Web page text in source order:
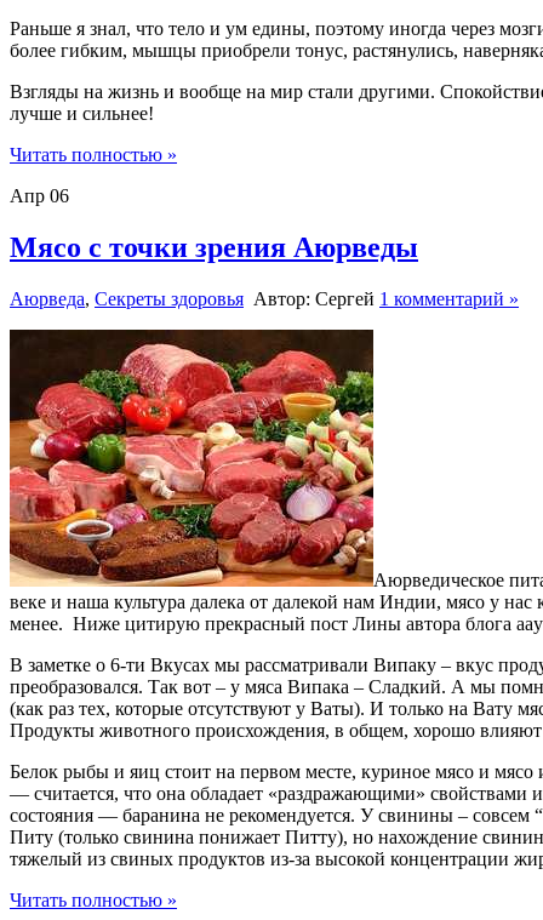
Раньше я знал, что тело и ум едины, поэтому иногда через
более гибким, мышцы приобрели тонус, растянулись,
Взгляды на жизнь и вообще на мир стали другими.
лучше и сильнее!
Читать полностью »
Апр 06
Мясо с точки зрения Аюрведы
Аюрведа, Секреты здоровья Автор: Сергей 1 комментарий »
Аюрведическое
веке и наша культура далека от далекой нам Индии, мясо у
менее. Ниже цитирую прекрасный пост Лины автора блога
В заметке о 6-ти Вкусах мы рассматривали Випаку – вкус
преобразовался. Так вот – у мяса Випака – Сладкий. А мы
(как раз тех, которые отсутствуют у Ваты). И только на Вату
Продукты животного происхождения, в общем, хорошо влияют
Белок рыбы и яиц стоит на первом месте, куриное мясо и
— считается, что она обладает «раздражающими» свойствами
состояния — баранина не рекомендуется. У свинины – совсем
Питу (только свинина понижает Питту), но нахождение
тяжелый из свиных продуктов из-за высокой концентрации
Читать полностью »